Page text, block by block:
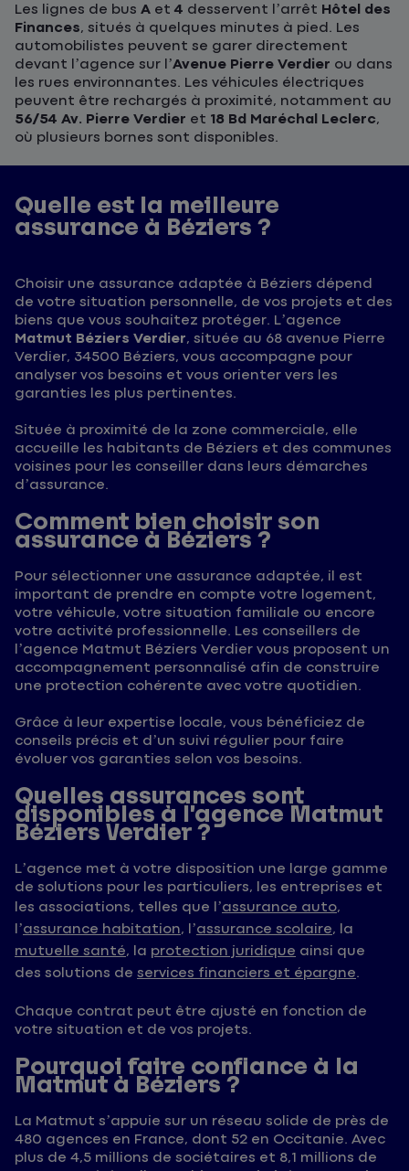
Les lignes de bus A et 4 desservent l’arrêt Hôtel des
Finances, situés à quelques minutes à pied. Les
automobilistes peuvent se garer directement
devant l’agence sur l’Avenue Pierre Verdier ou dans
les rues environnantes. Les véhicules électriques
peuvent être rechargés à proximité, notamment au
56/54 Av. Pierre Verdier et 18 Bd Maréchal Leclerc,
où plusieurs bornes sont disponibles.
Quelle est la meilleure
assurance à Béziers ?
Choisir une assurance adaptée à Béziers dépend
de votre situation personnelle, de vos projets et des
biens que vous souhaitez protéger. L’agence
Matmut Béziers Verdier, située au 68 avenue Pierre
Verdier, 34500 Béziers, vous accompagne pour
analyser vos besoins et vous orienter vers les
garanties les plus pertinentes.
Située à proximité de la zone commerciale, elle
accueille les habitants de Béziers et des communes
voisines pour les conseiller dans leurs démarches
d’assurance.
Comment bien choisir son
assurance à Béziers ?
Pour sélectionner une assurance adaptée, il est
important de prendre en compte votre logement,
votre véhicule, votre situation familiale ou encore
votre activité professionnelle. Les conseillers de
l’agence Matmut Béziers Verdier vous proposent un
accompagnement personnalisé afin de construire
une protection cohérente avec votre quotidien.
Grâce à leur expertise locale, vous bénéficiez de
conseils précis et d’un suivi régulier pour faire
évoluer vos garanties selon vos besoins.
Quelles assurances sont
disponibles à l’agence Matmut
Béziers Verdier ?
L’agence met à votre disposition une large gamme
de solutions pour les particuliers, les entreprises et
les associations, telles que l’assurance auto,
l’assurance habitation, l’assurance scolaire, la
mutuelle santé, la protection juridique ainsi que
des solutions de services financiers et épargne.
Chaque contrat peut être ajusté en fonction de
votre situation et de vos projets.
Pourquoi faire confiance à la
Matmut à Béziers ?
La Matmut s’appuie sur un réseau solide de près de
480 agences en France, dont 52 en Occitanie. Avec
plus de 4,5 millions de sociétaires et 8,1 millions de